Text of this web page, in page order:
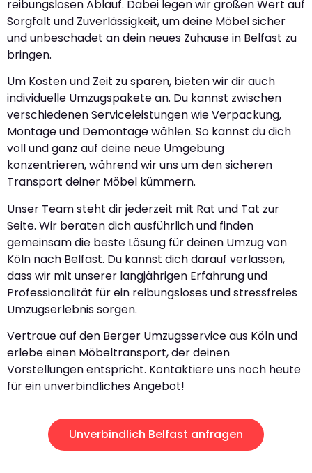
reibungslosen Ablauf. Dabei legen wir großen Wert auf
Sorgfalt und Zuverlässigkeit, um deine Möbel sicher
und unbeschadet an dein neues Zuhause in Belfast zu
bringen.
Um Kosten und Zeit zu sparen, bieten wir dir auch
individuelle Umzugspakete an. Du kannst zwischen
verschiedenen Serviceleistungen wie Verpackung,
Montage und Demontage wählen. So kannst du dich
voll und ganz auf deine neue Umgebung
konzentrieren, während wir uns um den sicheren
Transport deiner Möbel kümmern.
Unser Team steht dir jederzeit mit Rat und Tat zur
Seite. Wir beraten dich ausführlich und finden
gemeinsam die beste Lösung für deinen Umzug von
Köln nach Belfast. Du kannst dich darauf verlassen,
dass wir mit unserer langjährigen Erfahrung und
Professionalität für ein reibungsloses und stressfreies
Umzugserlebnis sorgen.
Vertraue auf den Berger Umzugsservice aus Köln und
erlebe einen Möbeltransport, der deinen
Vorstellungen entspricht. Kontaktiere uns noch heute
für ein unverbindliches Angebot!
Unverbindlich Belfast anfragen